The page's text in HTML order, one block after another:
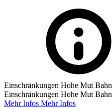
Einschränkungen Hohe Mut Bahn
Einschränkungen Hohe Mut Bahn
Mehr Infos Mehr Infos